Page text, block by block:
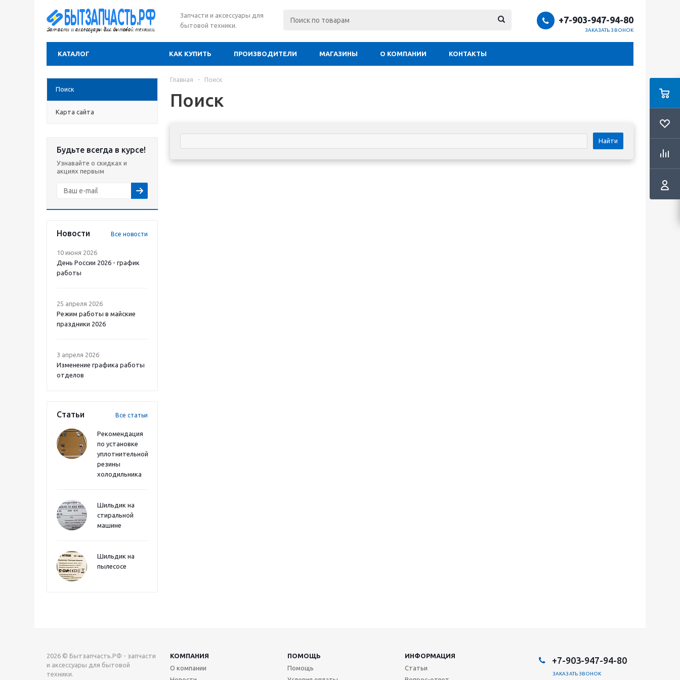
Запчасти и аксессуары для
бытовой техники.
+7-903-947-94-80
ЗАКАЗАТЬ ЗВОНОК
КАТАЛОГ КАК КУПИТЬ ПРОИЗВОДИТЕЛИ МАГАЗИНЫ О КОМПАНИИ КОНТАКТЫ
Поиск
Карта сайта
Будьте всегда в курсе!
Узнавайте о скидках и
акциях первым
Новости Все новости
10 июня 2026
День России 2026 - график
работы
25 апреля 2026
Режим работы в майские
праздники 2026
3 апреля 2026
Изменение графика работы
отделов
Статьи Все статьи
Рекомендация
по установке
уплотнительной
резины
холодильника
Шильдик на
стиральной
машине
Шильдик на
пылесосе
Главная - Поиск
Поиск
Найти
2026 © Бытзапчасть.РФ - запчасти
и аксессуары для бытовой
техники.
КОМПАНИЯ ПОМОЩЬ
ИНФОРМАЦИЯ
О компании
Помощь
Статьи
+7-903-947-94-80
ЗАКАЗАТЬ ЗВОНОК